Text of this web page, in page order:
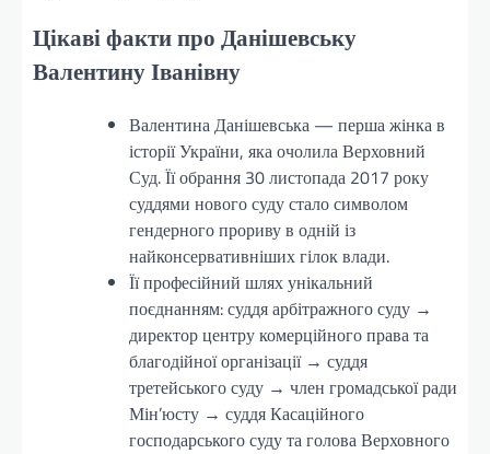
Цікаві факти про Данішевську
Валентину Іванівну
Валентина Данішевська — перша жінка в
історії України, яка очолила Верховний
Суд. Її обрання 30 листопада 2017 року
суддями нового суду стало символом
гендерного прориву в одній із
найконсервативніших гілок влади.
Її професійний шлях унікальний
поєднанням: суддя арбітражного суду →
директор центру комерційного права та
благодійної організації → суддя
третейського суду → член громадської ради
Мін’юсту → суддя Касаційного
господарського суду та голова Верховного